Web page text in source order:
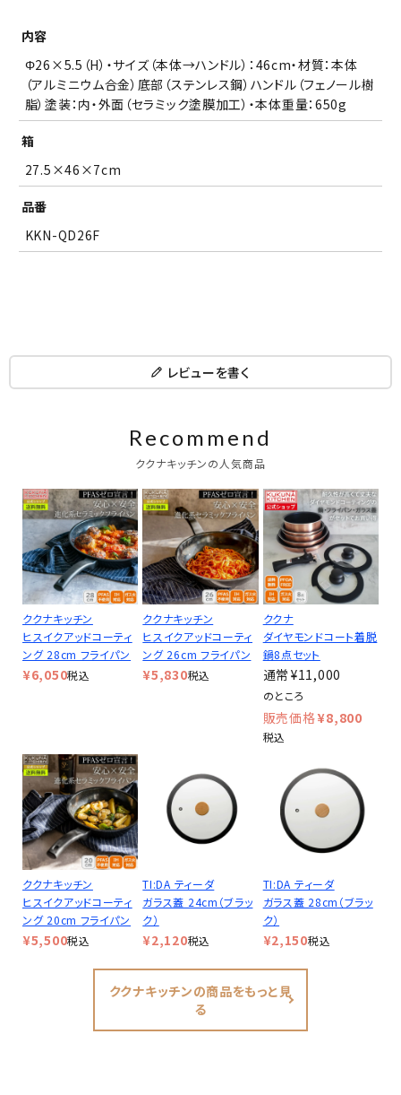
内容
Φ26×5.5（H）・サイズ（本体→ハンドル）：46cm・材質：本体
（アルミニウム合金）底部（ステンレス鋼）ハンドル（フェノール樹
脂）塗装：内・外面（セラミック塗膜加工）・本体重量：650g
箱
27.5×46×7cm
品番
KKN-QD26F
レビューを書く
Recommend
ククナキッチンの人気商品
ククナキッチン
ヒスイクアッドコーティ
ング 28cm フライパン
¥6,050税込
ククナキッチン
ヒスイクアッドコーティ
ング 26cm フライパン
¥5,830税込
ククナ
ダイヤモンドコート着脱
鍋8点セット
¥11,000
のところ
¥8,800
税込
ククナキッチン
ヒスイクアッドコーティ
ング 20cm フライパン
¥5,500税込
TI:DA ティーダ
ガラス蓋 24cm（ブラッ
ク）
¥2,120税込
TI:DA ティーダ
ガラス蓋 28cm（ブラッ
ク）
¥2,150税込
ククナキッチンの商品をもっと見
る